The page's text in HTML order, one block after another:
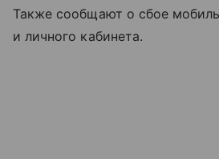
Также сообщают о сбое
и личного кабинета.